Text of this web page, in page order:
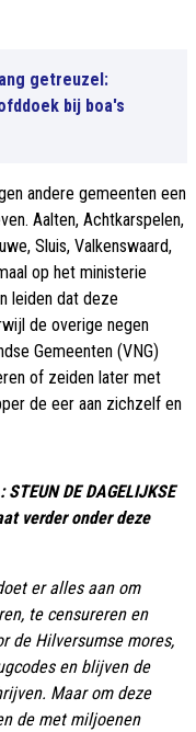
getreuzel:
bij boa's
andere gemeenten een
Aalten, Achtkarspelen,
Sluis, Valkenswaard,
op het ministerie
leiden dat deze
de overige negen
Gemeenten (VNG)
of zeiden later met
de eer aan zichzelf en
STEUN DE DAGELIJKSE
verder onder deze
er alles aan om
te censureren en
de Hilversumse mores,
en blijven de
Maar om deze
de met miljoenen